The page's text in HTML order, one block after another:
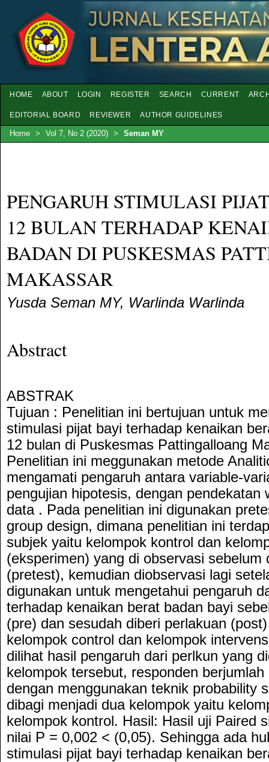
HOME ABOUT LOGIN REGISTER SEARCH CURRENT
EDITORIAL BOARD REVIEWER AUTHOR GUIDELINES
Home > Vol 7, No 2 (2020) > Seman MY
PENGARUH STIMULASI
12 BULAN TERHADAP
BADAN DI PUSKESMAS
MAKASSAR
Yusda Seman MY, Warlinda Warlinda
Abstract
ABSTRAK
Tujuan : Penelitian ini bertujuan untuk
stimulasi pijat bayi terhadap kenaikan
12 bulan di Puskesmas Pattingalloang
Penelitian ini meggunakan metode
mengamati pengaruh antara variable-
pengujian hipotesis, dengan pendekatan
data . Pada penelitian ini digunakan
group design, dimana penelitian ini
subjek yaitu kelompok kontrol dan
(eksperimen) yang di observasi sebelum
(pretest), kemudian diobservasi lagi
digunakan untuk mengetahui pengaruh
terhadap kenaikan berat badan bayi
(pre) dan sesudah diberi perlakuan
kelompok control dan kelompok
dilihat hasil pengaruh dari perlkun yang
kelompok tersebut, responden
dengan menggunakan teknik probability
dibagi menjadi dua kelompok yaitu
kelompok kontrol. Hasil: Hasil uji Paired
nilai P = 0,002 < (0,05). Sehingga ada
stimulasi pijat bayi terhadap kenaikan